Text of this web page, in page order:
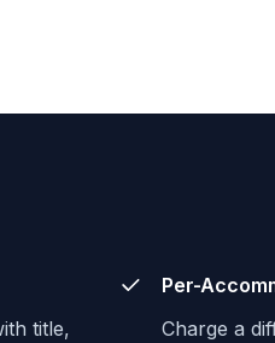
title,
Per-
Charge a